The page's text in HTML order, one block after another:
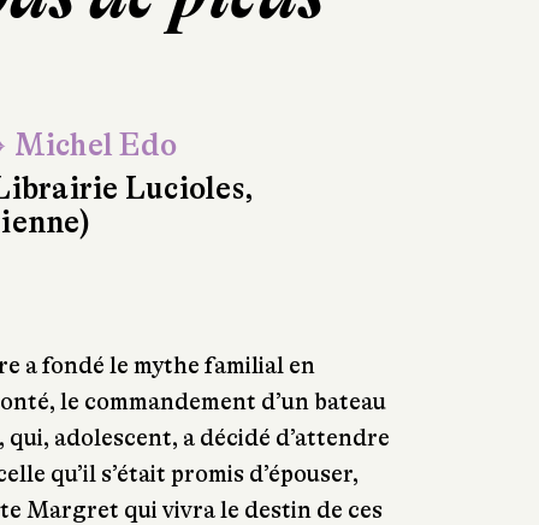
Michel Edo
Lucioles,
a fondé le mythe familial en
le commandement d’un bateau
qui, adolescent, a décidé d’attendre
qu’il s’était promis d’épouser,
Margret qui vivra le destin de ces